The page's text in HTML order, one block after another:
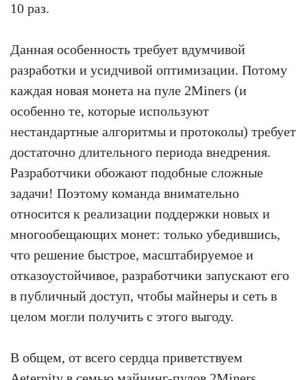
10 раз.
Данная особенность требует вдумчивой
разработки и усидчивой оптимизации. Потому
каждая новая монета на пуле 2Miners (и
особенно те, которые используют
нестандартные алгоритмы и протоколы) требует
достаточно длительного периода внедрения.
Разработчики обожают подобные сложные
задачи! Поэтому команда внимательно
относится к реализации поддержки новых и
многообещающих монет: только убедившись,
что решение быстрое, масштабируемое и
отказоустойчивое, разработчики запускают его
в публичный доступ, чтобы майнеры и сеть в
целом могли получить с этого выгоду.
В общем, от всего сердца приветствуем